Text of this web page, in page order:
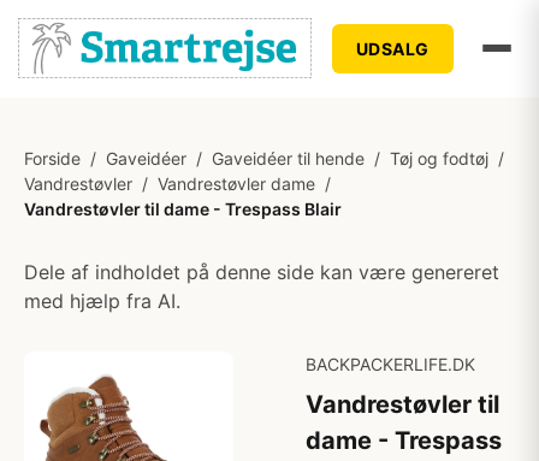
UDSALG
Forside / Gaveidéer / Gaveidéer til hende / Tøj og fodtøj /
Vandrestøvler / Vandrestøvler dame /
Vandrestøvler til dame - Trespass Blair
Dele af indholdet på denne side kan være genereret
med hjælp fra AI.
BACKPACKERLIFE.DK
Vandrestøvler til
dame - Trespass